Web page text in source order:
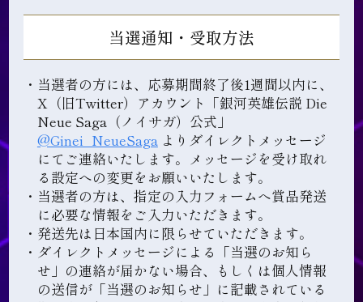
当選通知・受取方法
・当選者の方には、応募期間終了後1週間以内に、
X（旧Twitter）アカウント「銀河英雄伝説 Die
Neue Saga（ノイサガ）公式」
@Ginei_NeueSagaよりダイレクトメッセージ
にてご連絡いたします。メッセージを受け取れ
る設定への変更をお願いいたします。
・当選者の方は、指定の入力フォームへ賞品発送
に必要な情報をご入力いただきます。
・発送先は日本国内に限らせていただきます。
・ダイレクトメッセージによる「当選のお知ら
せ」の連絡が届かない場合、もしくは個人情報
の送信が「当選のお知らせ」に記載されている